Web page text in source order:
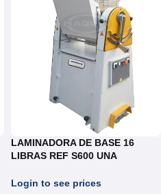
LAMINADORA DE BASE 16
LIBRAS REF S600 UNA
Login to see prices